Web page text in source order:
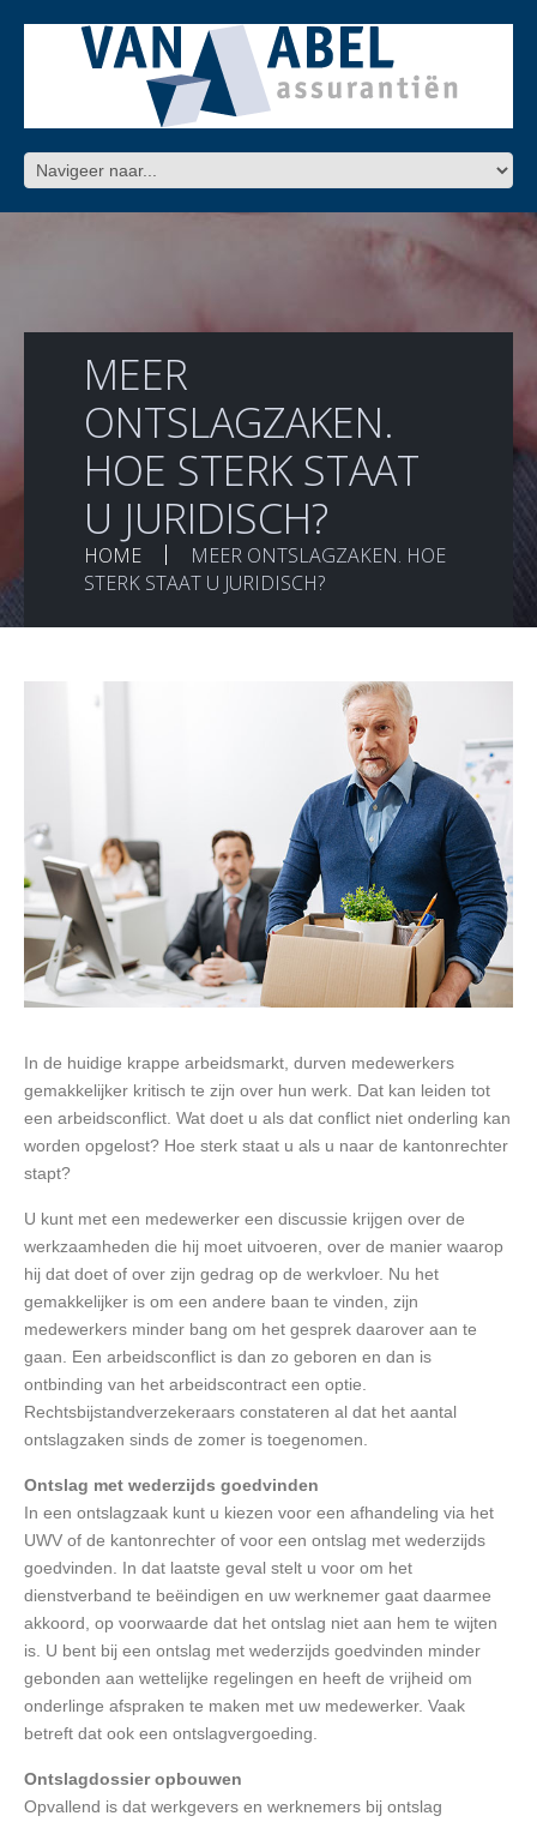
MEER
ONTSLAGZAKEN.
HOE STERK STAAT
U JURIDISCH?
HOME
MEER ONTSLAGZAKEN. HOE
STERK STAAT U JURIDISCH?
In de huidige krappe arbeidsmarkt, durven medewerkers
gemakkelijker kritisch te zijn over hun werk. Dat kan leiden tot
een arbeidsconflict. Wat doet u als dat conflict niet onderling kan
worden opgelost? Hoe sterk staat u als u naar de kantonrechter
stapt?
U kunt met een medewerker een discussie krijgen over de
werkzaamheden die hij moet uitvoeren, over de manier waarop
hij dat doet of over zijn gedrag op de werkvloer. Nu het
gemakkelijker is om een andere baan te vinden, zijn
medewerkers minder bang om het gesprek daarover aan te
gaan. Een arbeidsconflict is dan zo geboren en dan is
ontbinding van het arbeidscontract een optie.
Rechtsbijstandverzekeraars constateren al dat het aantal
ontslagzaken sinds de zomer is toegenomen.
Ontslag met wederzijds goedvinden
In een ontslagzaak kunt u kiezen voor een afhandeling via het
UWV of de kantonrechter of voor een ontslag met wederzijds
goedvinden. In dat laatste geval stelt u voor om het
dienstverband te beëindigen en uw werknemer gaat daarmee
akkoord, op voorwaarde dat het ontslag niet aan hem te wijten
is. U bent bij een ontslag met wederzijds goedvinden minder
gebonden aan wettelijke regelingen en heeft de vrijheid om
onderlinge afspraken te maken met uw medewerker. Vaak
betreft dat ook een ontslagvergoeding.
Ontslagdossier opbouwen
Opvallend is dat werkgevers en werknemers bij ontslag